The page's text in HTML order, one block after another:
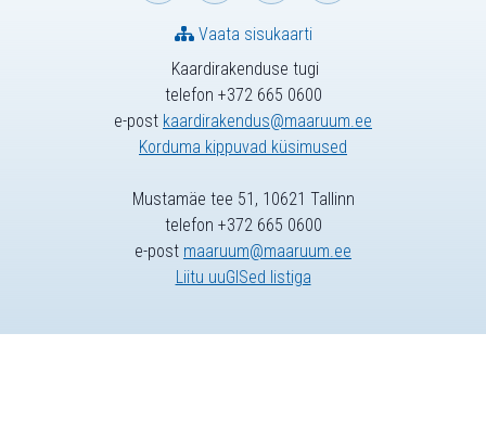
Kaardirakenduse tugi
telefon +372 665 0600
e-post kaardirakendus@maaruum.ee
Korduma kippuvad küsimused
Vaata sisukaarti
Mustamäe tee 51, 10621 Tallinn
telefon +372 665 0600
e-post maaruum@maaruum.ee
Liitu uuGISed listiga